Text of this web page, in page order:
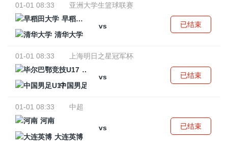
01-01 08:33
亚洲大学生篮球联赛
早稻田大学
vs
清华大学
已结束
01-01 08:33
上海明日之星冠军杯
毕尔巴鄂竞技U17
vs
中国男足U17
已结束
01-01 08:33
中超
河南
vs
大连英博
已结束